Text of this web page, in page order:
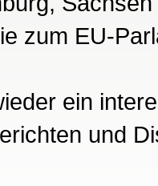
zum EU-
ein
und